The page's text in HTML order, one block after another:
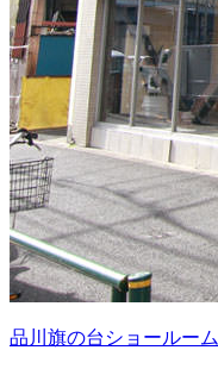
品川旗の台ショールーム